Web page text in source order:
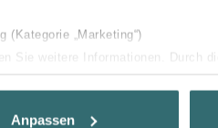
(Kategorie „Marketing“)
Sie weitere Informationen. Durch
zu ermöglichen und
Anpassen